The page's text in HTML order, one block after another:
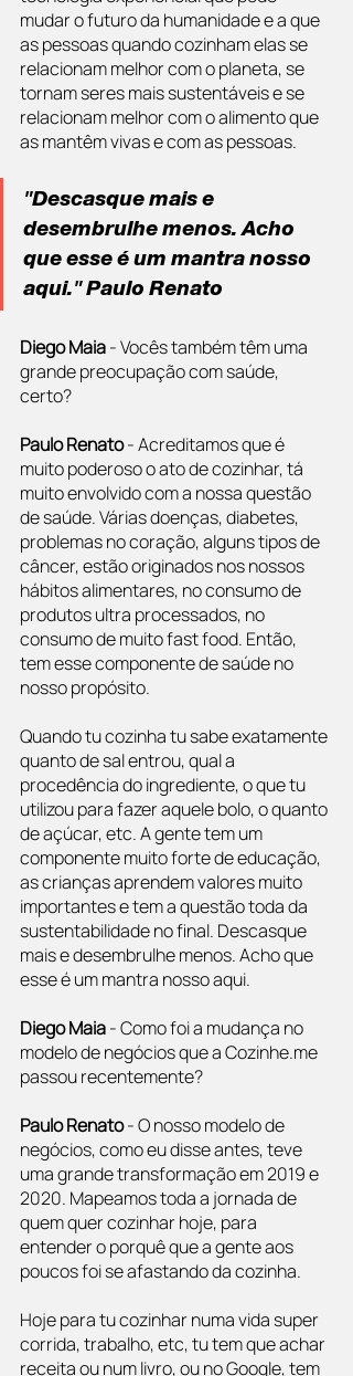
mudar o futuro da humanidade e a que
as pessoas quando cozinham elas se
relacionam melhor com o planeta, se
tornam seres mais sustentáveis e se
relacionam melhor com o alimento que
as mantêm vivas e com as pessoas.
"Descasque mais e
desembrulhe menos. Acho
que esse é um mantra nosso
aqui." Paulo Renato
Diego Maia - Vocês também têm uma
grande preocupação com saúde,
certo?
Paulo Renato - Acreditamos que é
muito poderoso o ato de cozinhar, tá
muito envolvido com a nossa questão
de saúde. Várias doenças, diabetes,
problemas no coração, alguns tipos de
câncer, estão originados nos nossos
hábitos alimentares, no consumo de
produtos ultra processados, no
consumo de muito fast food. Então,
tem esse componente de saúde no
nosso propósito.
Quando tu cozinha tu sabe exatamente
quanto de sal entrou, qual a
procedência do ingrediente, o que tu
utilizou para fazer aquele bolo, o quanto
de açúcar, etc. A gente tem um
componente muito forte de educação,
as crianças aprendem valores muito
importantes e tem a questão toda da
sustentabilidade no final. Descasque
mais e desembrulhe menos. Acho que
esse é um mantra nosso aqui.
Diego Maia - Como foi a mudança no
modelo de negócios que a Cozinhe.me
passou recentemente?
Paulo Renato - O nosso modelo de
negócios, como eu disse antes, teve
uma grande transformação em 2019 e
2020. Mapeamos toda a jornada de
quem quer cozinhar hoje, para
entender o porquê que a gente aos
poucos foi se afastando da cozinha.
Hoje para tu cozinhar numa vida super
corrida, trabalho, etc, tu tem que achar
receita ou num livro, ou no Google, tem